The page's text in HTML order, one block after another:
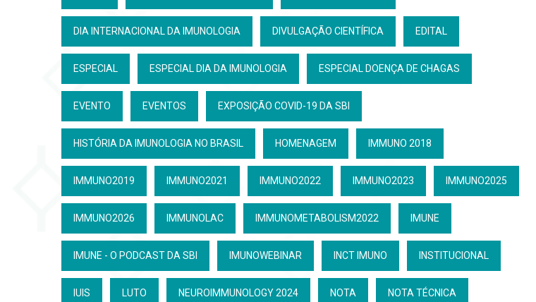
DIA INTERNACIONAL DA IMUNOLOGIA DIVULGAÇÃO CIENTÍFICA EDITAL
ESPECIAL ESPECIAL DIA DA IMUNOLOGIA ESPECIAL DOENÇA DE CHAGAS
EVENTO EVENTOS EXPOSIÇÃO COVID-19 DA SBI
HISTÓRIA DA IMUNOLOGIA NO BRASIL HOMENAGEM IMMUNO 2018
IMMUNO2019 IMMUNO2021 IMMUNO2022 IMMUNO2023 IMMUNO2025
IMMUNO2026 IMMUNOLAC IMMUNOMETABOLISM2022 IMUNE
IMUNE - O PODCAST DA SBI IMUNOWEBINAR INCT IMUNO INSTITUCIONAL
IUIS LUTO NEUROIMMUNOLOGY 2024 NOTA NOTA TÉCNICA